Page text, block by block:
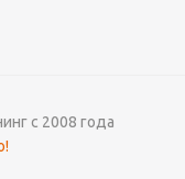
с 2008 года